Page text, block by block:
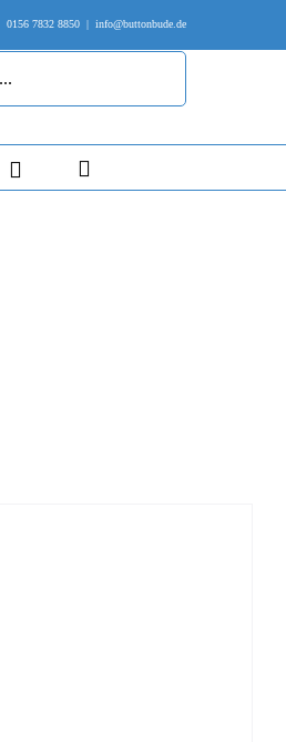
0156 7832 8850 | info@buttonbude.de